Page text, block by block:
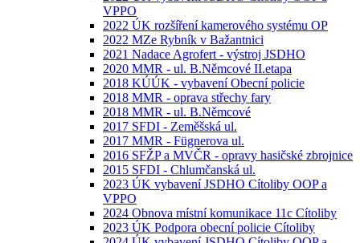
VPPO
2022 ÚK rozšíření kamerového systému OP
2022 MZe Rybník v Bažantnici
2021 Nadace Agrofert - výstroj JSDHO
2020 MMR - ul. B.Němcové II.etapa
2018 KÚÚK - vybavení Obecní policie
2018 MMR - oprava střechy fary
2018 MMR - ul. B.Němcové
2017 SFDI - Zeměšská ul.
2017 MMR - Fügnerova ul.
2016 SFŽP a MVČR - opravy hasičské zbrojnice
2015 SFDI - Chlumčanská ul.
2023 ÚK vybavení JSDHO Cítoliby OOP a
VPPO
2024 Obnova místní komunikace 11c Cítoliby
2023 ÚK Podpora obecní policie Cítoliby